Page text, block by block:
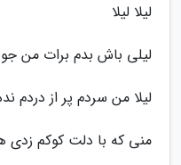
لیلا لیلا
لیلی باش بدم برات من
لیلا من سردم پر از دردم
منی که با دلت کوکم